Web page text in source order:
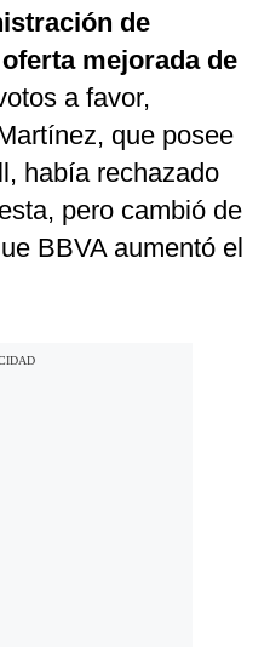
de
mejorada de
a favor,
que posee
había rechazado
pero cambió de
BBVA aumentó el